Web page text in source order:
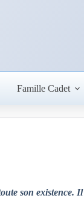
Famille Cadet
son existence. Il